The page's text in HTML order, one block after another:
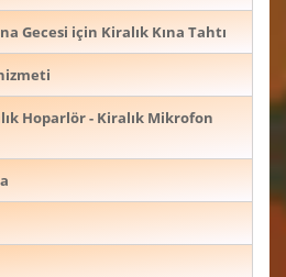
Gecesi için Kiralık Kına Tahtı
Hoparlör - Kiralık Mikrofon